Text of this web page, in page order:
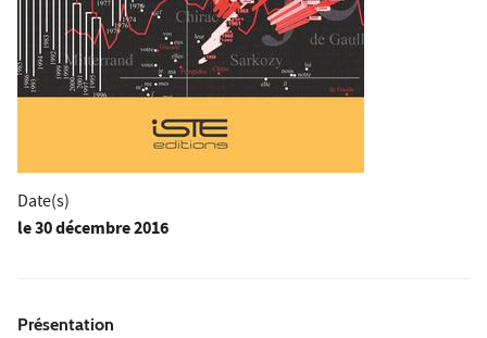
Date(s)
le30 décembre 2016
Présentation